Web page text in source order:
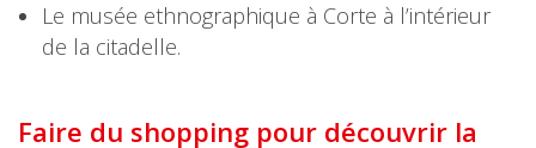
Le musée ethnographique à Corte à l’intérieur
de la citadelle.
Faire du shopping pour découvrir la